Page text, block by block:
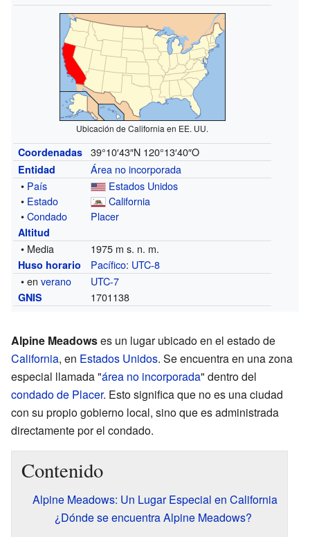
Ubicación de California en EE. UU.
Coordenadas 39°10′43″N 120°13′40″O
Entidad
Área no incorporada
• País
Estados Unidos
• Estado
California
•Condado Placer
Altitud
• Media 1975 m s. n. m.
Huso horario Pacífico: UTC-8
• enverano UTC-7
GNIS 1701138
Alpine Meadowses un lugar ubicado en el estado de
California, en Estados Unidos. Se encuentra en una zona
especial llamada "área no incorporada" dentro del
condado de Placer. Esto significa que no es una ciudad
con su propio gobierno local, sino que es administrada
directamente por el condado.
Contenido
Alpine Meadows: Un Lugar Especial en California
¿Dónde se encuentra Alpine Meadows?